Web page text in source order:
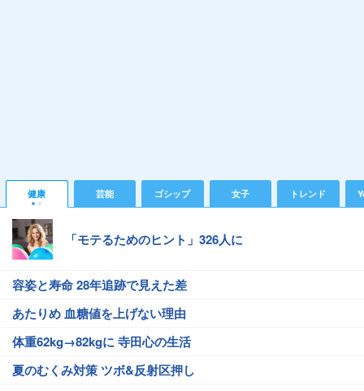
健康 芸能 ゴシップ 女子 トレンド
「モテるためのヒント」326人に
容姿と寿命 28年追跡で見えた差
あたりめ 血糖値を上げない理由
体重62kg→82kgに 寺田心の生活
夏のむくみ対策 ツボ&反射区押し